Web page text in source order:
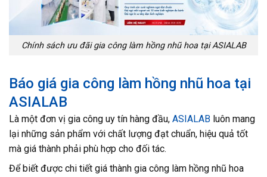
Chính sách ưu đãi gia công làm hồng nhũ hoa tại ASIALAB
Báo giá gia công làm hồng nhũ hoa tại
ASIALAB
Là một đơn vị gia công uy tín hàng đầu, ASIALAB luôn mang
lại những sản phẩm với chất lượng đạt chuẩn, hiệu quả tốt
mà giá thành phải phù hợp cho đối tác.
Để biết được chi tiết giá thành gia công làm hồng nhũ hoa